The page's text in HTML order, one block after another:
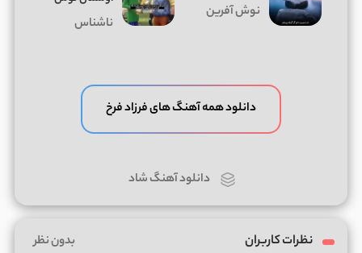
نوش آفرین
ناشناس
دانلود همه آهنگ های فرزاد فرخ
دانلود آهنگ شاد
نظرات کاربران بدون نظر